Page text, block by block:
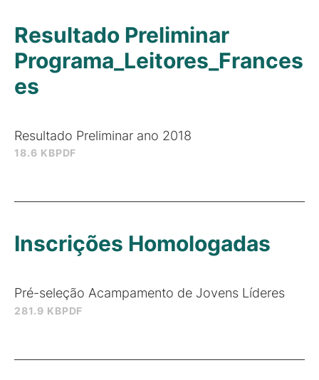
18.6 KBPDF
Resultado Preliminar
Programa_Leitores_Frances
es
Resultado Preliminar ano 2018
281.9 KBPDF
Inscrições Homologadas
Pré-seleção Acampamento de Jovens Líderes